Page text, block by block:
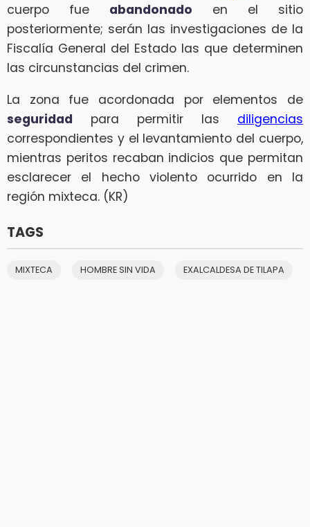
cuerpo fue abandonado en el sitio
posteriormente; serán las investigaciones de la
Fiscalía General del Estado las que determinen
las circunstancias del crimen.
La zona fue acordonada por elementos de
seguridad para permitir las diligencias
correspondientes y el levantamiento del cuerpo,
mientras peritos recaban indicios que permitan
esclarecer el hecho violento ocurrido en la
región mixteca. (KR)
TAGS
MIXTECA HOMBRE SIN VIDA EXALCALDESA DE TILAPA